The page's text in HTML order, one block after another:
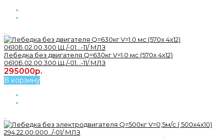
Лебедка без двигателя Q=630кг V=1.0 мс (570х 4х12)
0610Б.02.00.300 Щ /-01...-11/ МЛЗ
295000р.
В корзину